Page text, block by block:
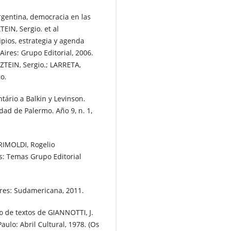
democracia en las
Sergio. et al
estrategia y agenda
Grupo Editorial, 2006.
Sergio.; LARRETA,
a Balkin y Levinson.
de Palermo. Año 9, n. 1,
Rogelio
Temas Grupo Editorial
Sudamericana, 2011.
textos de GIANNOTTI, J.
Abril Cultural, 1978. (Os